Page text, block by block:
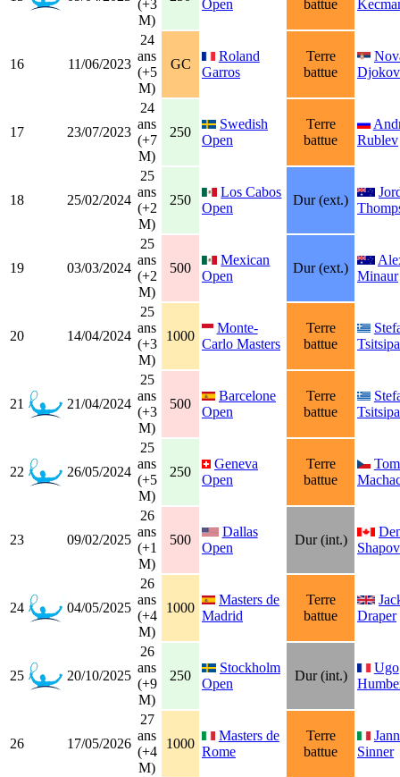
(+3
M)
Open battue
16 11/06/2023
24
ans
(+5
M)
GC
Roland
Garros
Terre
battue
17 23/07/2023
24
ans
(+7
M)
250
Swedish
Open
Terre
battue
Rublev
18 25/02/2024
25
ans
(+2
M)
250
Los Cabos
Open
Dur (ext.)
19 03/03/2024
25
ans
(+2
M)
500
Mexican
Open
Dur (ext.)
Minaur
20 14/04/2024
25
ans
(+3
M)
1000
Monte-
Carlo Masters
Terre
battue
21 21/04/2024
25
ans
(+3
M)
500
Barcelone
Open
Terre
battue
22 26/05/2024
25
ans
(+5
M)
250
Geneva
Open
Terre
battue
23 09/02/2025
26
ans
(+1
M)
500
Dallas
Open
Dur (int.)
24 04/05/2025
26
ans
(+4
M)
1000
Masters de
Madrid
Terre
battue
Draper
25 20/10/2025
26
ans
(+9
M)
250
Stockholm
Open
Dur (int.)
Ugo
26 17/05/2026
27
ans
(+4
M)
1000
Masters de
Rome
Terre
battue
Sinner